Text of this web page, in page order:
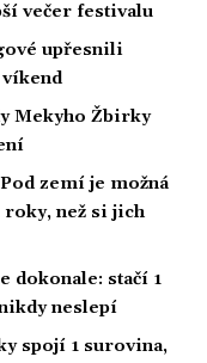
večer festivalu
upřesnili
víkend
Mekyho Žbirky
zemí je možná
než si jich
dokonale: stačí 1
neslepí
spojí 1 surovina,